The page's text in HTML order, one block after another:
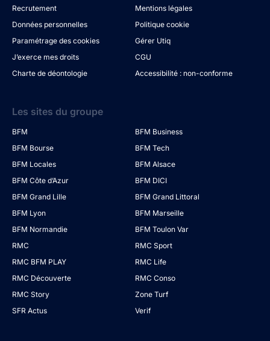
Recrutement
Mentions légales
Données personnelles
Politique cookie
Paramétrage des cookies
Gérer Utiq
J’exerce mes droits
CGU
Charte de déontologie
Accessibilité : non-conforme
Les sites du groupe
BFM
BFM Business
BFM Bourse
BFM Tech
BFM Locales
BFM Alsace
BFM Côte d’Azur
BFM DICI
BFM Grand Lille
BFM Grand Littoral
BFM Lyon
BFM Marseille
BFM Normandie
BFM Toulon Var
RMC
RMC Sport
RMC BFM PLAY
RMC Life
RMC Découverte
RMC Conso
RMC Story
Zone Turf
SFR Actus
Verif